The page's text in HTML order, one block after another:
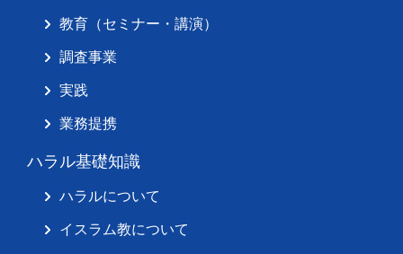
教育（セミナー・講演）
調査事業
実践
業務提携
ハラル基礎知識
ハラルについて
イスラム教について